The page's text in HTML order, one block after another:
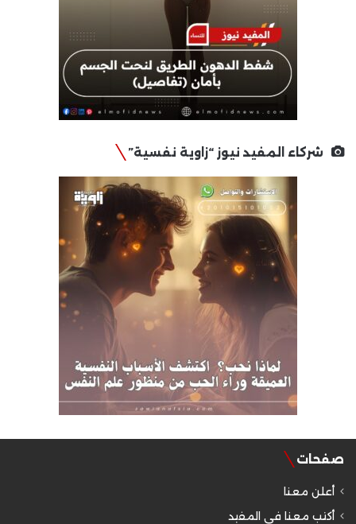
شركاء المفيد نيوز “زاوية نفسية”
صفحات
أعلن معنا
أكتب معنا في المفيد